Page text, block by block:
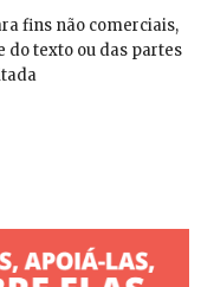
fins não comerciais,
do texto ou das partes